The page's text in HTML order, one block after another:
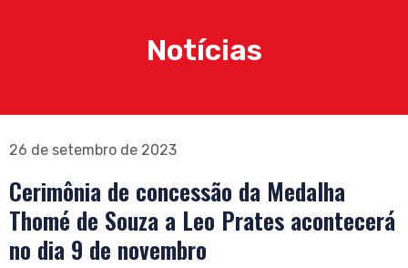
Notícias
26 de setembro de 2023
Cerimônia de concessão da Medalha
Thomé de Souza a Leo Prates acontecerá
no dia 9 de novembro